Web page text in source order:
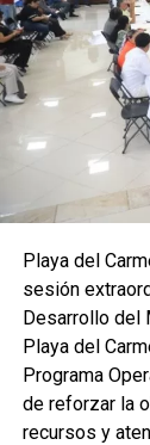
experiencia
inseguridad, el
Durante su
soberanía
Claudia
cooperación
que México es
dejarse
Finalmente,
continuarán
Roo para
participación
Playa del
sesión
Desarrollo del
Playa del
Programa
de reforzar la
recursos y